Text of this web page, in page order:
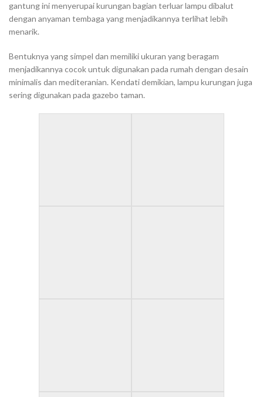
gantung ini menyerupai kurungan bagian terluar lampu dibalut
dengan anyaman tembaga yang menjadikannya terlihat lebih
menarik.
Bentuknya yang simpel dan memiliki ukuran yang beragam
menjadikannya cocok untuk digunakan pada rumah dengan desain
minimalis dan mediteranian. Kendati demikian, lampu kurungan juga
sering digunakan pada gazebo taman.